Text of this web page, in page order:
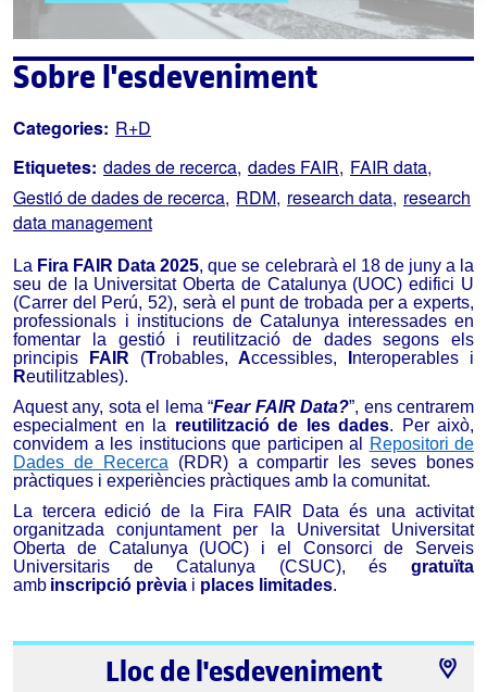
Sobre l'esdeveniment
Categories: R+D
Etiquetes: dades de recerca dades FAIR FAIR data
Gestió de dades de recerca RDM research data research
data management
La Fira FAIR Data 2025, que se celebrarà el 18 de juny a la
seu de la Universitat Oberta de Catalunya (UOC) edifici U
(Carrer del Perú, 52), serà el punt de trobada per a experts,
professionals i institucions de Catalunya interessades en
fomentar la gestió i reutilització de dades segons els
principis
FAIR (Trobables,Accessibles,
nteroperables i
Reutilitzables).
Aquest any, sota el lema “Fear FAIR Data?”, ens centrarem
especialment en la reutilització de les dades. Per això,
convidem a les institucions que participen al
Repositori de
Dades de Recerca (RDR) a compartir les seves bones
pràctiques i experiències pràctiques amb la comunitat.
La tercera edició de la Fira FAIR Data és una activitat
organitzada conjuntament per la Universitat Universitat
Oberta de Catalunya (UOC) i el Consorci de Serveis
Universitaris de Catalunya (CSUC), és gratuïta
amb inscripció prèvia i places limitades.
Lloc de l'esdeveniment